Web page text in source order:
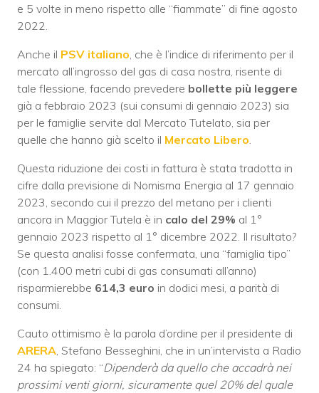
e 5 volte in meno rispetto alle “fiammate” di fine agosto
2022.
Anche il PSV italiano , che è l’indice di riferimento per il
mercato all’ingrosso del gas di casa nostra, risente di
tale flessione, facendo prevedere bollette più leggere
già a febbraio 2023 (sui consumi di gennaio 2023) sia
per le famiglie servite dal Mercato Tutelato, sia per
quelle che hanno già scelto il Mercato Libero
Questa riduzione dei costi in fattura è stata tradotta in
cifre dalla previsione di Nomisma Energia al 17 gennaio
2023, secondo cui il prezzo del metano per i clienti
ancora in Maggior Tutela è in calo del 29% al 1°
gennaio 2023 rispetto al 1° dicembre 2022. Il risultato?
Se questa analisi fosse confermata, una “famiglia tipo”
(con 1.400 metri cubi di gas consumati all’anno)
risparmierebbe 614,3 euro in dodici mesi, a parità di
consumi.
Cauto ottimismo è la parola d’ordine per il presidente di
ARERA , Stefano Besseghini, che in un’intervista a Radio
24 ha spiegato: “Dipenderà da quello che accadrà nei
prossimi venti giorni, sicuramente quel 20% del quale